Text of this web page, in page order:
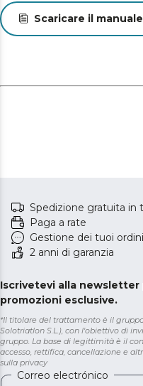
Scaricare il manuale
Spedizione gratuita in
Paga a rate
Gestione dei tuoi
2 anni di garanzia
Iscrivetevi alla
promozioni esclusive.
*Il titolare del trattamento è il
Solotriatlon S.L.), con l'obiettivo di
gruppo. La base di legittimità è il
accesso, rettifica, cancellazione e
sulla privacy
Correo electrónico